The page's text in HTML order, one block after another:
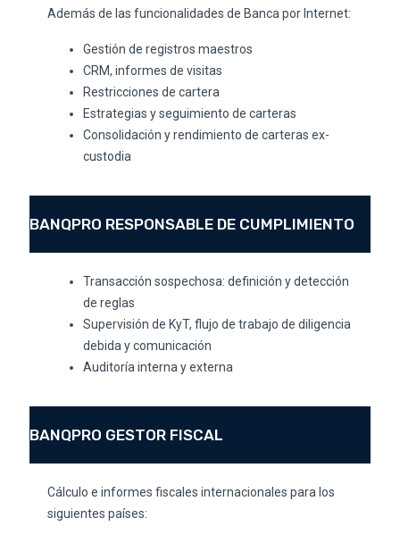
Además de las funcionalidades de Banca por Internet:
Gestión de registros maestros
CRM, informes de visitas
Restricciones de cartera
Estrategias y seguimiento de carteras
Consolidación y rendimiento de carteras ex-
custodia
BANQPRO RESPONSABLE DE CUMPLIMIENTO
Transacción sospechosa: definición y detección
de reglas
Supervisión de KyT, flujo de trabajo de diligencia
debida y comunicación
Auditoría interna y externa
BANQPRO GESTOR FISCAL
Cálculo e informes fiscales internacionales para los
siguientes países: